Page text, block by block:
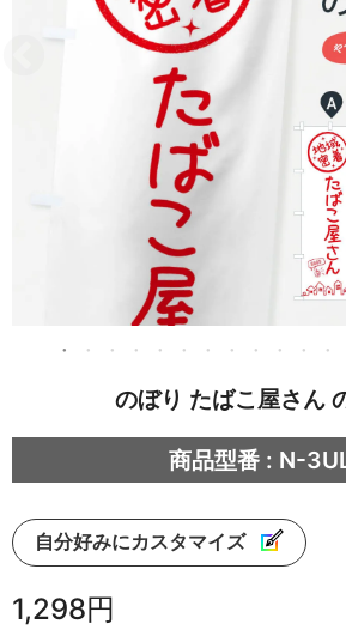
のぼり たばこ屋さん
商品型番 : N-
自分好みにカスタマイズ
1,298円